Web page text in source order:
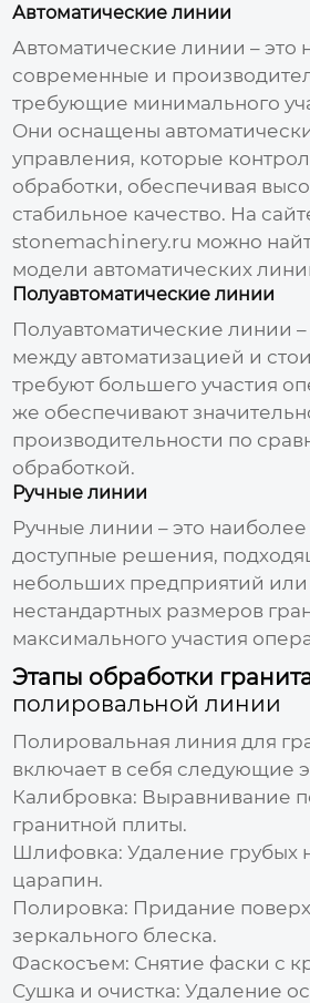
Автоматические линии
Автоматические линии – это
современные и
требующие минимального
Они оснащены
управления, которые
обработки, обеспечивая
стабильное качество. На
stonemachinery.ru можно
модели автоматических
Полуавтоматические линии
Полуавтоматические линии
между автоматизацией и
требуют большего участия
же обеспечивают
производительности по
обработкой.
Ручные линии
Ручные линии – это
доступные решения,
небольших предприятий или
нестандартных размеров
максимального участия
Этапы обработки
полировальной линии
Полировальная линия для
включает в себя следующие
Калибровка: Выравнивание
гранитной плиты.
Шлифовка: Удаление грубых
царапин.
Полировка: Придание
зеркального блеска.
Фаскосъем: Снятие фаски с
Сушка и очистка: Удаление